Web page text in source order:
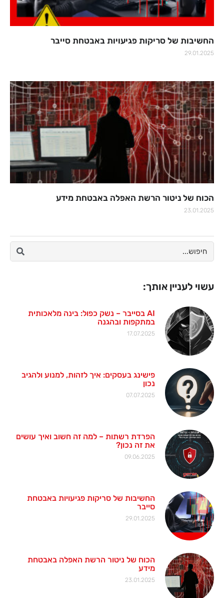
עשוי לעניין אותך:
AI בסייבר – נשק כפול: בינה מלאכותית
במתקפות ובהגנה
17.07.2025
פישינג בעסקים: איך לזהות, למנוע ולהגיב
נכון
07.07.2025
הפרדת רשתות – למה זה חשוב ואיך עושים
את זה נכון?
09.06.2025
החשיבות של סריקות פגיעויות באבטחת
סייבר
29.01.2025
הכוח של ניטור הרשת האפלה באבטחת
מידע
23.01.2025
החשיבות של סריקות פגיעויות באבטחת סייבר
29.01.2025
הכוח של ניטור הרשת האפלה באבטחת מידע
23.01.2025